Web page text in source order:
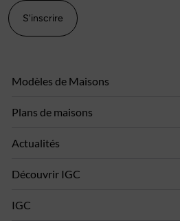
S'inscrire
Modèles de Maisons
Plans de maisons
Actualités
Découvrir IGC
IGC